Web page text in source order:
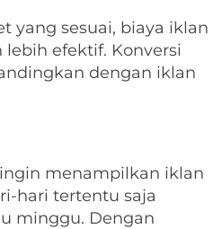
yang sesuai, biaya iklan
efektif. Konversi
dengan iklan
menampilkan iklan
hari tertentu saja
minggu. Dengan